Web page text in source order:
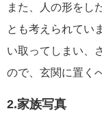
また、人の形をし
とも考えられてい
い取ってしまい、
ので、玄関に置く
2.家族写真